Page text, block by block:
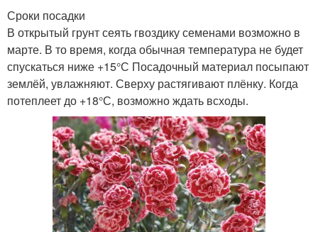
Сроки посадки
В открытый грунт сеять гвоздику семенами возможно в
марте. В то время, когда обычная температура не будет
спускаться ниже +15°С Посадочный материал посыпают
землёй, увлажняют. Сверху растягивают плёнку. Когда
потеплеет до +18°С, возможно ждать всходы.